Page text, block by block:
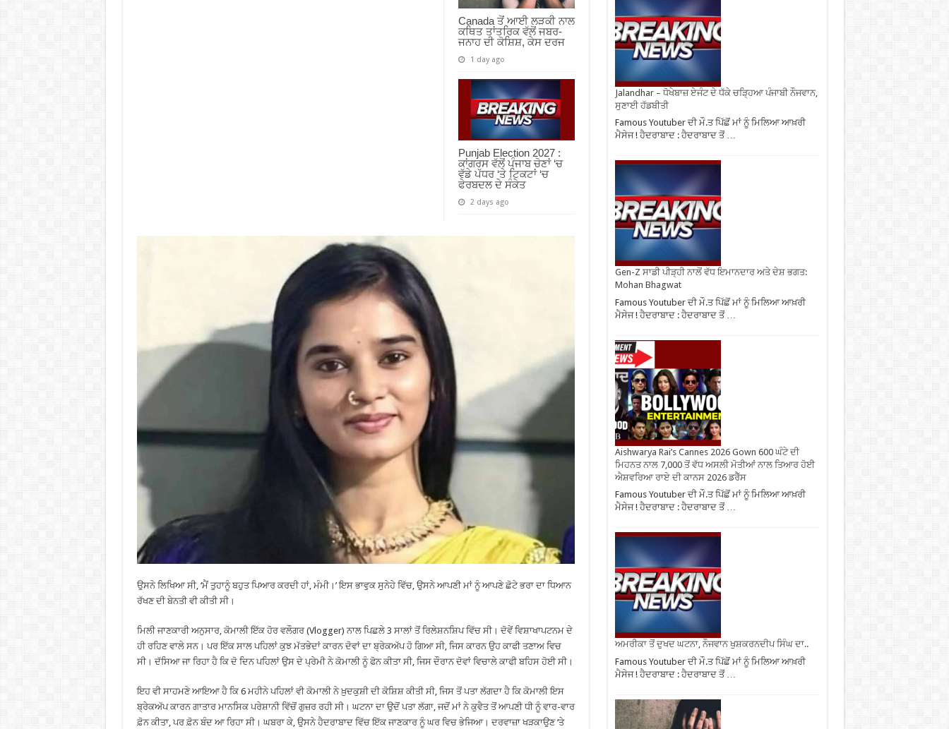
Canada ਤੋਂ ਆਈ ਲੜਕੀ ਨਾਲ
ਕਥਿਤ ਤਾਂਤਰਿਕ ਵੱਲੋਂ ਜਬਰ-
ਜਨਾਹ ਦੀ ਕੋਸ਼ਿਸ਼, ਕੇਸ ਦਰਜ
1 day ago
Punjab Election 2027 :
ਕਾਂਗਰਸ ਵੱਲੋਂ ਪੰਜਾਬ ਚੋਣਾਂ ‘ਚ
ਵੱਡੇ ਪੱਧਰ ‘ਤੇ ਟਿਕਟਾਂ ‘ਚ
ਫੇਰਬਦਲ ਦੇ ਸੰਕੇਤ
2 days ago
ਉਸਨੇ ਲਿਖਿਆ ਸੀ, ‘ਮੈਂ ਤੁਹਾਨੂੰ ਬਹੁਤ ਪਿਆਰ ਕਰਦੀ ਹਾਂ, ਮੰਮੀ।’ ਇਸ ਭਾਵੁਕ ਸੁਨੇਹੇ ਵਿੱਚ, ਉਸਨੇ ਆਪਣੀ ਮਾਂ ਨੂੰ ਆਪਣੇ ਛੋਟੇ ਭਰਾ ਦਾ ਧਿਆਨ
ਰੱਖਣ ਦੀ ਬੇਨਤੀ ਵੀ ਕੀਤੀ ਸੀ।
ਮਿਲੀ ਜਾਣਕਾਰੀ ਅਨੁਸਾਰ, ਕੋਮਾਲੀ ਇੱਕ ਹੋਰ ਵਲੌਗਰ (Vlogger) ਨਾਲ ਪਿਛਲੇ 3 ਸਾਲਾਂ ਤੋਂ ਰਿਲੇਸ਼ਨਸ਼ਿਪ ਵਿੱਚ ਸੀ। ਦੋਵੇਂ ਵਿਸ਼ਾਖਾਪਟਨਮ ਦੇ
ਹੀ ਰਹਿਣ ਵਾਲੇ ਸਨ। ਪਰ ਇੱਕ ਸਾਲ ਪਹਿਲਾਂ ਕੁਝ ਮੱਤਭੇਦਾਂ ਕਾਰਨ ਦੋਵਾਂ ਦਾ ਬ੍ਰੇਕਅੱਪ ਹੋ ਗਿਆ ਸੀ, ਜਿਸ ਕਾਰਨ ਉਹ ਕਾਫੀ ਤਣਾਅ ਵਿਚ
ਸੀ। ਦੱਸਿਆ ਜਾ ਰਿਹਾ ਹੈ ਕਿ ਦੋ ਦਿਨ ਪਹਿਲਾਂ ਉਸ ਦੇ ਪ੍ਰੇਮੀ ਨੇ ਕੋਮਾਲੀ ਨੂੰ ਫੋਨ ਕੀਤਾ ਸੀ, ਜਿਸ ਦੌਰਾਨ ਦੋਵਾਂ ਵਿਚਾਲੇ ਕਾਫੀ ਬਹਿਸ ਹੋਈ ਸੀ।
ਇਹ ਵੀ ਸਾਹਮਣੇ ਆਇਆ ਹੈ ਕਿ 6 ਮਹੀਨੇ ਪਹਿਲਾਂ ਵੀ ਕੋਮਾਲੀ ਨੇ ਖ਼ੁਦਕੁਸ਼ੀ ਦੀ ਕੋਸ਼ਿਸ਼ ਕੀਤੀ ਸੀ, ਜਿਸ ਤੋਂ ਪਤਾ ਲੱਗਦਾ ਹੈ ਕਿ ਕੋਮਾਲੀ ਇਸ
ਬ੍ਰੇਕਅੱਪ ਕਾਰਨ ਗਾਤਾਰ ਮਾਨਸਿਕ ਪਰੇਸ਼ਾਨੀ ਵਿੱਚੋਂ ਗੁਜ਼ਰ ਰਹੀ ਸੀ। ਘਟਨਾ ਦਾ ਉਦੋਂ ਪਤਾ ਲੱਗਾ, ਜਦੋਂ ਮਾਂ ਨੇ ਕੁਵੈਤ ਤੋਂ ਆਪਣੀ ਧੀ ਨੂੰ ਵਾਰ-ਵਾਰ
ਫ਼ੋਨ ਕੀਤਾ, ਪਰ ਫ਼ੋਨ ਬੰਦ ਆ ਰਿਹਾ ਸੀ। ਘਬਰਾ ਕੇ, ਉਸਨੇ ਹੈਦਰਾਬਾਦ ਵਿੱਚ ਇੱਕ ਜਾਣਕਾਰ ਨੂੰ ਘਰ ਵਿਚ ਭੇਜਿਆ। ਦਰਵਾਜ਼ਾ ਖੜਕਾਉਣ ‘ਤੇ
Jalandhar – ਧੋਖੇਬਾਜ਼ ਏਜੰਟ ਦੇ ਧੱਕੇ ਚੜ੍ਹਿਆ ਪੰਜਾਬੀ ਨੌਜਵਾਨ,
ਸੁਣਾਈ ਹੱਡਬੀਤੀ
Famous Youtuber ਦੀ ਮੌ.ਤ ਪਿੱਛੋਂ ਮਾਂ ਨੂੰ ਮਿਲਿਆ ਆਖ਼ਰੀ
ਮੈਸੇਜ ! ਹੈਦਰਾਬਾਦ : ਹੈਦਰਾਬਾਦ ਤੋਂ …
Gen-Z ਸਾਡੀ ਪੀੜ੍ਹੀ ਨਾਲੋਂ ਵੱਧ ਇਮਾਨਦਾਰ ਅਤੇ ਦੇਸ਼ ਭਗਤ:
Mohan Bhagwat
Famous Youtuber ਦੀ ਮੌ.ਤ ਪਿੱਛੋਂ ਮਾਂ ਨੂੰ ਮਿਲਿਆ ਆਖ਼ਰੀ
ਮੈਸੇਜ ! ਹੈਦਰਾਬਾਦ : ਹੈਦਰਾਬਾਦ ਤੋਂ …
Aishwarya Rai’s Cannes 2026 Gown 600 ਘੰਟੇ ਦੀ
ਮਿਹਨਤ ਨਾਲ 7,000 ਤੋਂ ਵੱਧ ਅਸਲੀ ਮੋਤੀਆਂ ਨਾਲ ਤਿਆਰ ਹੋਈ
ਐਸ਼ਵਰਿਆ ਰਾਏ ਦੀ ਕਾਨਸ 2026 ਡਰੈੱਸ
Famous Youtuber ਦੀ ਮੌ.ਤ ਪਿੱਛੋਂ ਮਾਂ ਨੂੰ ਮਿਲਿਆ ਆਖ਼ਰੀ
ਮੈਸੇਜ ! ਹੈਦਰਾਬਾਦ : ਹੈਦਰਾਬਾਦ ਤੋਂ …
ਅਮਰੀਕਾ ਤੋਂ ਦੁਖਦ ਘਟਨਾ, ਨੌਜਵਾਨ ਖੁਸ਼ਕਰਨਦੀਪ ਸਿੰਘ ਦਾ..
Famous Youtuber ਦੀ ਮੌ.ਤ ਪਿੱਛੋਂ ਮਾਂ ਨੂੰ ਮਿਲਿਆ ਆਖ਼ਰੀ
ਮੈਸੇਜ ! ਹੈਦਰਾਬਾਦ : ਹੈਦਰਾਬਾਦ ਤੋਂ …